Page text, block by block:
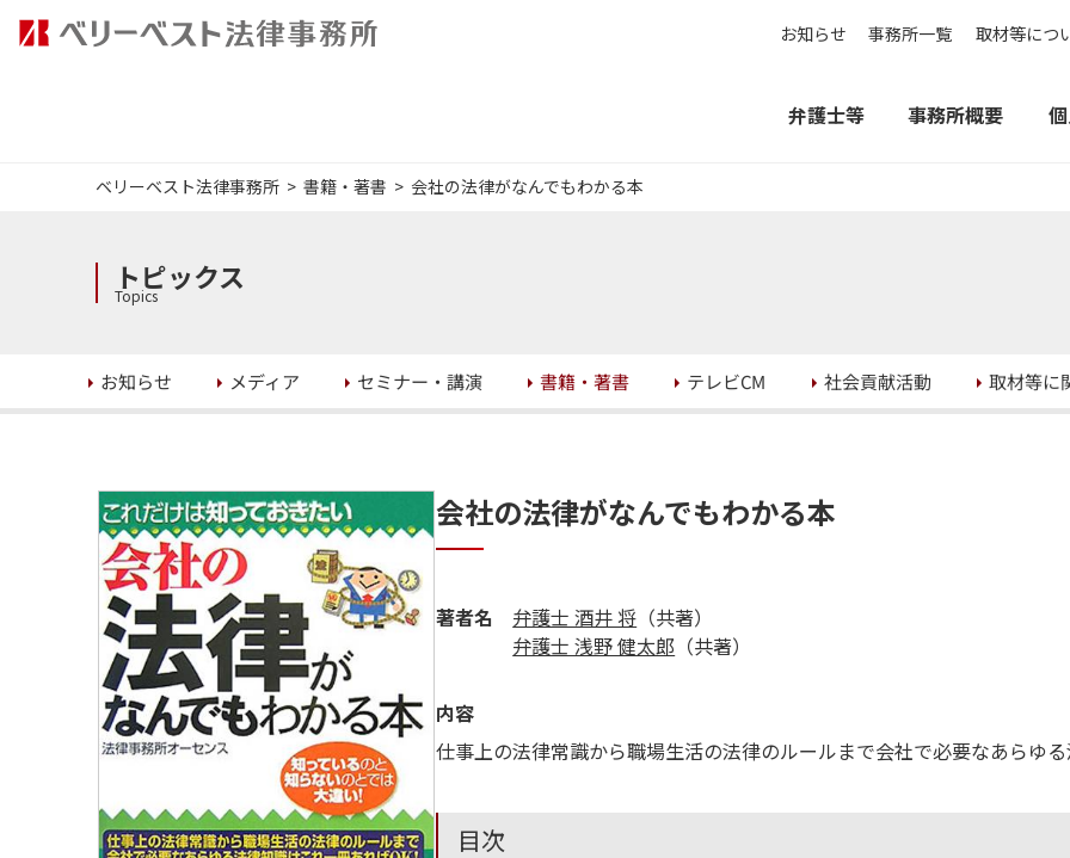
お知らせ 事務所一覧 取材等につ
弁護士等 事務所概要
ベリーベスト法律事務所 書籍・著書 会社の法律がなんでもわかる本
トピックス
Topics
お知らせ メディア セミナー・講演 書籍・著書 テレビCM 社会貢献活動 取材等に
会社の法律がなんでもわかる本
著者名 弁護士 酒井 将 （共著）
弁護士 浅野 健太郎 （共著）
内容
仕事上の法律常識から職場生活の法律のルールまで会社で必要なあらゆる
目次